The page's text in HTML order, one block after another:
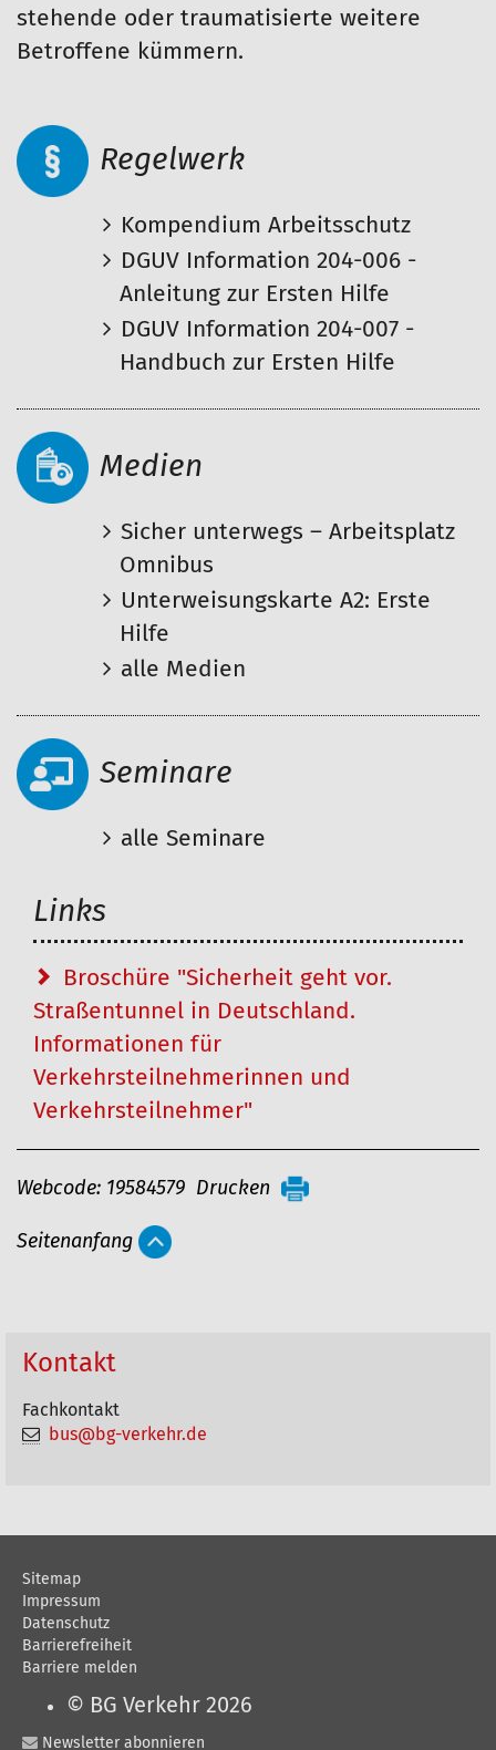
stehende oder traumatisierte weitere
Betroffene kümmern.
Regelwerk
Kompendium Arbeitsschutz
DGUV Information 204-006 -
Anleitung zur Ersten Hilfe
DGUV Information 204-007 -
Handbuch zur Ersten Hilfe
Medien
Sicher unterwegs – Arbeitsplatz
Omnibus
Unterweisungskarte A2: Erste
Hilfe
alle Medien
Seminare
alle Seminare
Links
Broschüre "Sicherheit geht vor.
Straßentunnel in Deutschland.
Informationen für
Verkehrsteilnehmerinnen und
Verkehrsteilnehmer"
A
t
e
a
n
e
n
Webcode: 19584579 Drucken
Seitenanfang
Kontakt
Fachkontakt
bus@bg-verkehr.de
Sitemap
Impressum
Datenschutz
Barrierefreiheit
Barriere melden
© BG Verkehr 2026
Newsletter abonnieren